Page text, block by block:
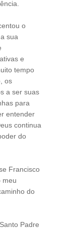
o
sua
e
tempo
os
a ser suas
para
entender
continua
do
Francisco
meu
do
Padre